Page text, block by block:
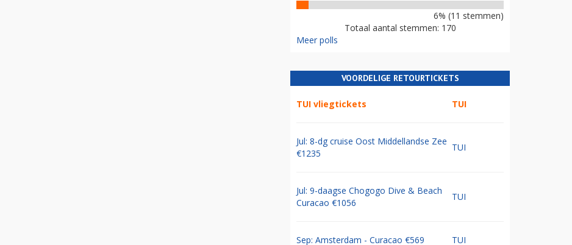
6% (11 stemmen)
Totaal aantal stemmen: 170
Meer polls
VOORDELIGE RETOURTICKETS
TUI vliegtickets TUI
Jul: 8-dg cruise Oost Middellandse Zee
€1235
TUI
Jul: 9-daagse Chogogo Dive & Beach
Curacao €1056
TUI
Sep: Amsterdam - Curacao €569 TUI